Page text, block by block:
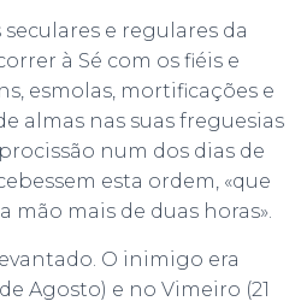
e regulares da
à Sé com os fiéis e
esmolas, mortificações e
almas nas suas freguesias
num dos dias de
esta ordem, «que
mão mais de duas horas».
O inimigo era
Agosto) e no Vimeiro (21